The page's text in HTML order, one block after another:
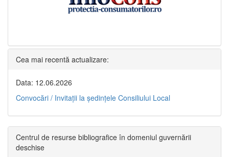
Cea mai recentă actualizare:
Data: 12.06.2026
Convocări / Invitaţii la şedinţele Consiliului Local
Centrul de resurse bibliografice în domeniul guvernării
deschise